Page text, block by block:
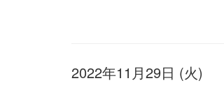
2022年11月29日 (火)